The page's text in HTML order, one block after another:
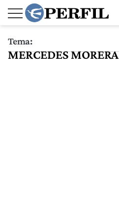
Tema:
MERCEDES MORERA